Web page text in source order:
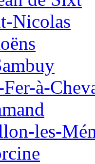
Nicolas
à-
les-